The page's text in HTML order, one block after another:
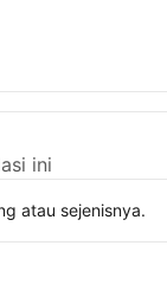
ini
atau sejenisnya.